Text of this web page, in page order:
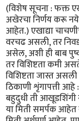
(विशेष सूचना : फक्त
अखेरचा निर्णय करू
आहेत.) एखाद्या
वरचढ असली, तर
असेल, अशी ही बाब
तर विशिष्टता कमी
विशिष्टता जास्त
ठिकाणी शृंगापत्ती
बहुदुधी ती आखूडशिंगी
या मिती समर्पक आहेत